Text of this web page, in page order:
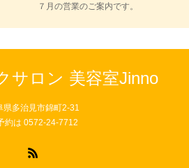
７月の営業のご案内です。
サロン 美容室Jinno
県多治見市錦町2-31
約は 0572-24-7712